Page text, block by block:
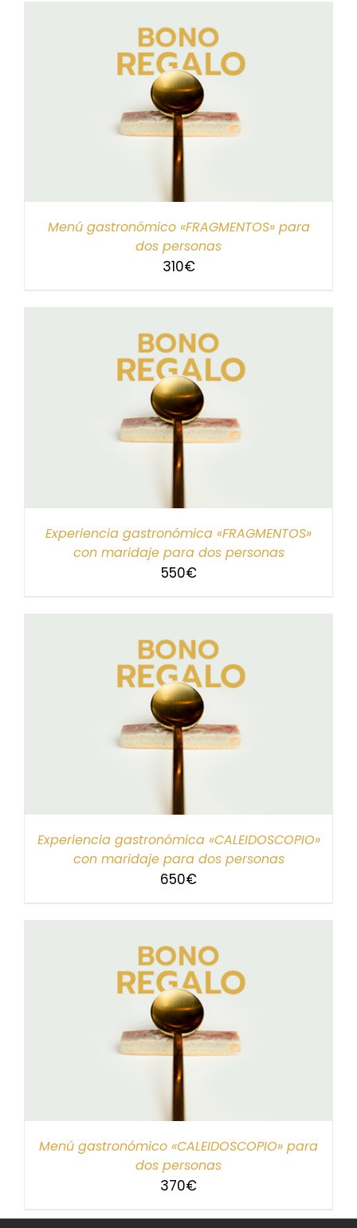
Menú gastronómico «FRAGMENTOS» para
dos personas
310€
Experiencia gastronómica «FRAGMENTOS»
con maridaje para dos personas
550€
Experiencia gastronómica «CALEIDOSCOPIO»
con maridaje para dos personas
650€
Menú gastronómico «CALEIDOSCOPIO» para
dos personas
370€